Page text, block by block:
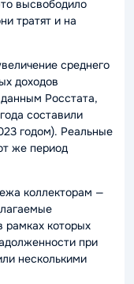
высвободило
тратят и на
среднего
доходов
Росстата,
составили
годом). Реальные
же период
коллекторам —
рамках которых
при
несколькими